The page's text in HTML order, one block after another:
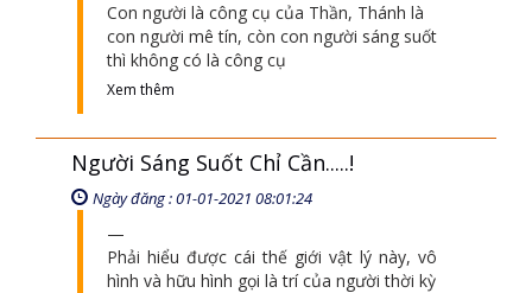
Con người là công cụ của Thần, Thánh là
con người mê tín, còn con người sáng suốt
thì không có là công cụ
Xem thêm
Người Sáng Suốt Chỉ Cần.....!
Ngày đăng : 01-01-2021 08:01:24
Phải hiểu được cái thế giới vật lý này, vô
hình và hữu hình gọi là trí của người thời kỳ